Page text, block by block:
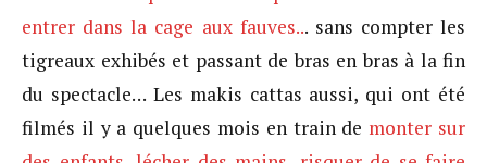
entrer dans la cage aux fauves... sans compter les
tigreaux exhibés et passant de bras en bras à la fin
du spectacle… Les makis cattas aussi, qui ont été
filmés il y a quelques mois en train de monter sur